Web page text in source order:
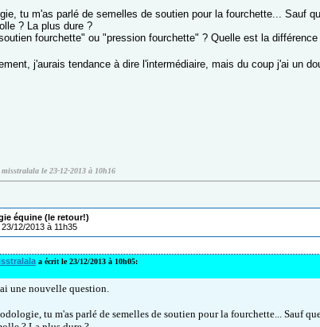
tu m'as parlé de semelles de soutien pour la fourchette... Sauf
? La plus dure ?
fourchette" ou "pression fourchette" ? Quelle est la différence
j'aurais tendance à dire l'intermédiaire, mais du coup j'ai un
le 23-12-2013 à 10h16
équine (le retour!)
12/2013 à 11h35
a écrit le 23/12/2013 à 10h05:
une nouvelle question.
tu m'as parlé de semelles de soutien pour la fourchette... Sauf